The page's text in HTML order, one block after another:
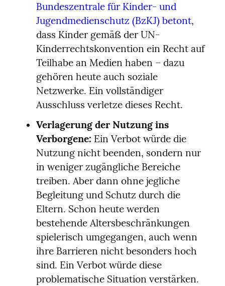
Bundeszentrale für Kinder- und
Jugendmedienschutz (BzKJ) betont,
dass Kinder gemäß der UN-
Kinderrechtskonvention ein Recht auf
Teilhabe an Medien haben – dazu
gehören heute auch soziale
Netzwerke. Ein vollständiger
Ausschluss verletze dieses Recht.
Verlagerung der Nutzung ins
Verborgene: Ein Verbot würde die
Nutzung nicht beenden, sondern nur
in weniger zugängliche Bereiche
treiben. Aber dann ohne jegliche
Begleitung und Schutz durch die
Eltern. Schon heute werden
bestehende Altersbeschränkungen
spielerisch umgegangen, auch wenn
ihre Barrieren nicht besonders hoch
sind. Ein Verbot würde diese
problematische Situation verstärken.